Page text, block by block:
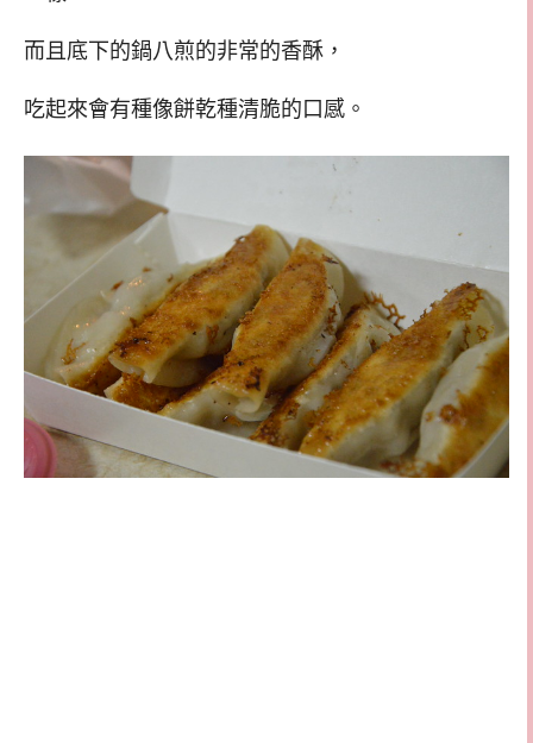
而且底下的鍋八煎的非常的香酥，
吃起來會有種像餅乾種清脆的口感。